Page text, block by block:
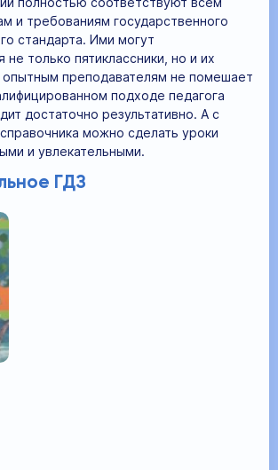
и требованиям государственного
стандарта. Ими могут
не только пятиклассники, но и их
преподавателям не помешает
подходе педагога
достаточно результативно. А с
можно сделать уроки
и увлекательными.
ГДЗ